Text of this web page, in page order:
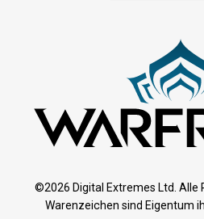
©2026 Digital Extremes Ltd. Alle
Warenzeichen sind Eigentum